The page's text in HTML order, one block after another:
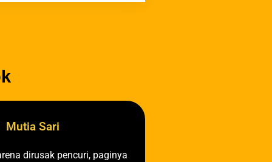
Mutia Sari
dirusak pencuri, paginya